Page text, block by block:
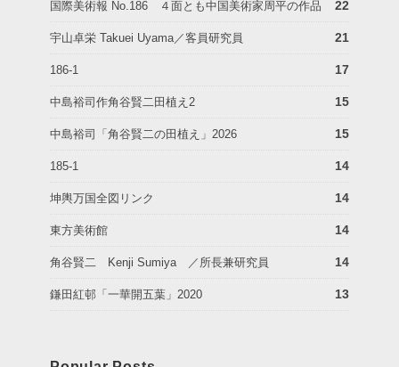
国際美術報 No.186 ４面とも中国美術家周平の作品 22
宇山卓栄 Takuei Uyama／客員研究員 21
186-1 17
中島裕司作角谷賢二田植え2 15
中島裕司「角谷賢二の田植え」2026 15
185-1 14
坤輿万国全図リンク 14
東方美術館 14
角谷賢二 Kenji Sumiya ／所長兼研究員 14
鎌田紅邨「一華開五葉」2020 13